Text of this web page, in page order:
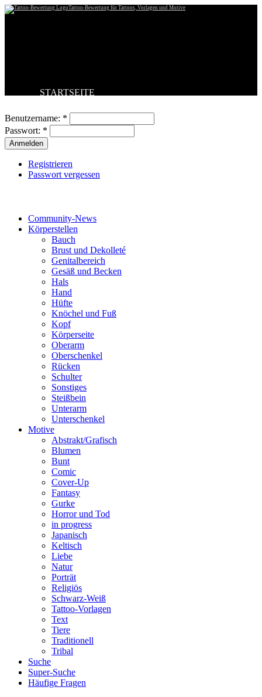
Tattoo-Bewertung für Tattoos, Vorlagen und Motive
STARTSEITE
BESTE TATTOOS
NEUESTE TATTOOS
KOMMENTARE
FORUM
Benutzername: *
Passwort: *
Registrieren
Passwort vergessen
Community-News
Körperstellen
Bauch
Brust und Dekolleté
Genitalbereich
Gesäß und Becken
Hals
Hand
Hüfte
Knöchel und Fuß
Kopf
Körperseite
Oberarm
Oberschenkel
Rücken
Schulter
Sonstiges
Steißbein
Unterarm
Unterschenkel
Motive
Abstrakt/Grafisch
Blumen
Bunt
Comic
Cover-Up
Fantasy
Gurke
Horror und Tod
in progress
Japanisch
Keltisch
Liebe
Natur
Porträt
Religiös
Schwarz-Weiß
Tattoo-Vorlagen
Text
Tiere
Traditionell
Tribal
Suche
Super-Suche
Häufige Fragen